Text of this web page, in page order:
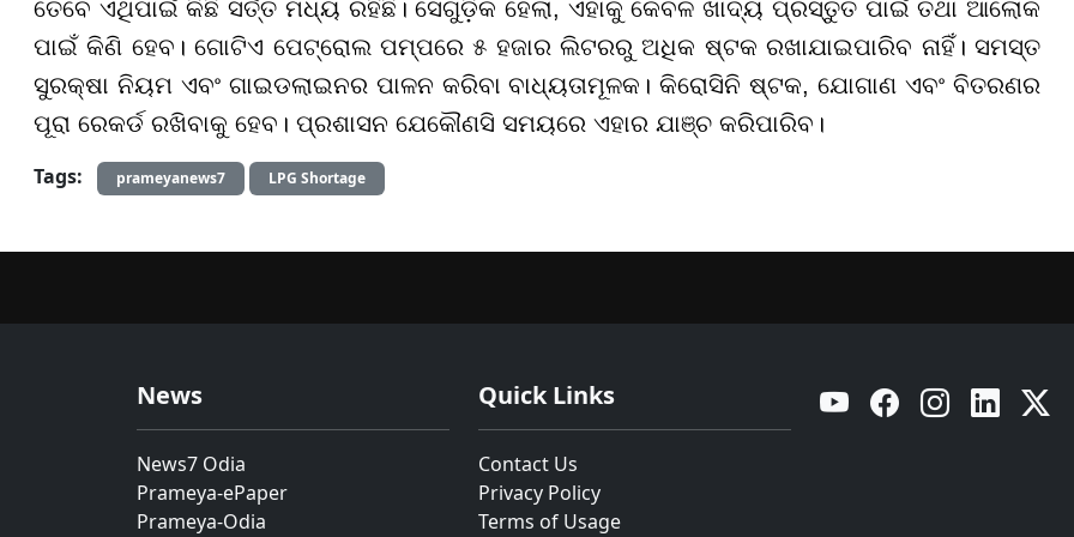
ତେବେ ଏଥିପାଇଁ କିଛି ସର୍ତ୍ତ ମଧ୍ୟ ରହିଛି। ସେଗୁଡ଼ିକ ହେଲା, ଏହାକୁ କେବଳ ଖାଦ୍ୟ ପ୍ରସ୍ତୁତ ପାଇଁ ତଥା ଆଲୋକ
ପାଇଁ କିଣି ହେବ। ଗୋଟିଏ ପେଟ୍ରୋଲ ପମ୍ପରେ ୫ ହଜାର ଲିଟରରୁ ଅଧିକ ଷ୍ଟକ ରଖାଯାଇପାରିବ ନାହିଁ। ସମସ୍ତ
ସୁରକ୍ଷା ନିୟମ ଏବଂ ଗାଇଡଲାଇନର ପାଳନ କରିବା ବାଧ୍ୟତାମୂଳକ। କିରୋସିନି ଷ୍ଟକ, ଯୋଗାଣ ଏବଂ ବିତରଣର
ପୂରା ରେକର୍ଡ ରଖିବାକୁ ହେବ। ପ୍ରଶାସନ ଯେକୌଣସି ସମୟରେ ଏହାର ଯାଞ୍ଚ କରିପାରିବ।
Tags:
prameyanews7 LPG Shortage
News
News7 Odia
Prameya-ePaper
Prameya-Odia
Quick Links
Contact Us
Privacy Policy
Terms of Usage
YouTube Facebook Instagram Linkedin